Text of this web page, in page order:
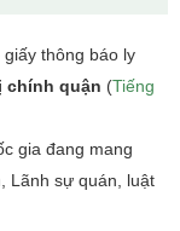
thông báo ly
chính quận (Tiếng
gia đang mang
Lãnh sự quán, luật